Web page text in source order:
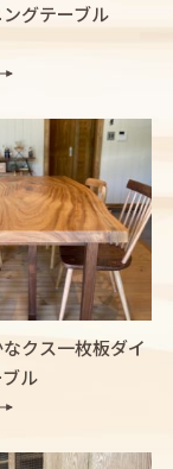
グテーブル
クス一枚板ダイ
ル